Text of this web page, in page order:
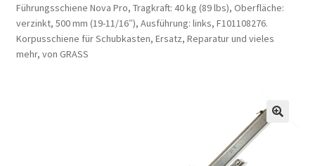
AGB
Datenschutz
Führungsschiene Nova Pro, Tragkraft: 40 kg (89 lbs), Oberfläche:
verzinkt, 500 mm (19-11/16″), Ausführung: links, F101108276.
Korpusschiene für Schubkasten, Ersatz, Reparatur und vieles
mehr, von GRASS